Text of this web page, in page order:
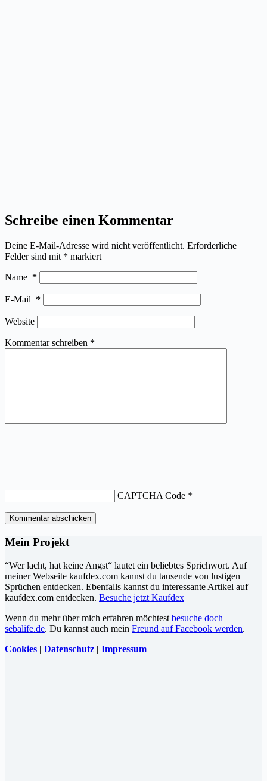
Schreibe einen Kommentar
Deine E-Mail-Adresse wird nicht veröffentlicht. Erforderliche
Felder sind mit * markiert
Name *
E-Mail *
Website
Kommentar schreiben *
CAPTCHA Code *
Kommentar abschicken
Mein Projekt
“Wer lacht, hat keine Angst“ lautet ein beliebtes Sprichwort. Auf
meiner Webseite kaufdex.com kannst du tausende von lustigen
Sprüchen entdecken. Ebenfalls kannst du interessante Artikel auf
kaufdex.com entdecken. Besuche jetzt Kaufdex
Wenn du mehr über mich erfahren möchtest besuche doch
sebalife.de. Du kannst auch mein Freund auf Facebook werden.
Cookies | Datenschutz | Impressum